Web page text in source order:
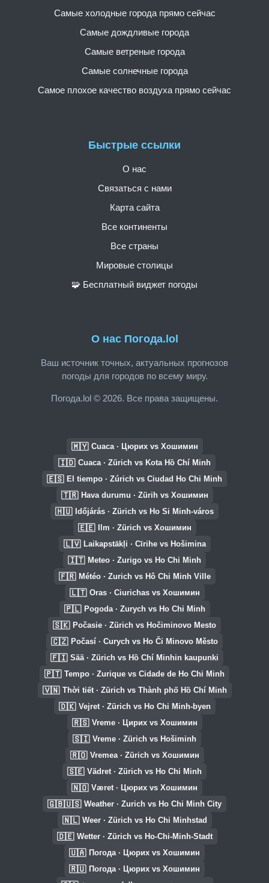
О нас Погода.lol
Ваш источник точных, актуальных прогнозов
погоды для городов по всему миру.
Погода.lol © 2026. Все права защищены.
Быстрые ссылки
О нас
Связаться с нами
Карта сайта
Все континенты
Все страны
Мировые столицы
🧩 Бесплатный виджет погоды
Самые холодные города прямо сейчас
Самые дождливые города
Самые ветреные города
Самые солнечные города
Самое плохое качество воздуха прямо сейчас
🇲🇾 Cuaca · Цюрих vs Хошимин
🇮🇩 Cuaca · Zürich vs Kota Hồ Chí Minh
🇪🇸 El tiempo · Zúrich vs Ciudad Ho Chi Minh
🇹🇷 Hava durumu · Zürih vs Хошимин
🇭🇺 Időjárás · Zürich vs Ho Si Minh-város
🇪🇪 Ilm · Zürich vs Хошимин
🇱🇻 Laikapstākļi · Cīrihe vs Hošimina
🇮🇹 Meteo · Zurigo vs Ho Chi Minh
🇫🇷 Météo · Zurich vs Hô Chi Minh Ville
🇱🇹 Oras · Ciurichas vs Хошимин
🇵🇱 Pogoda · Zurych vs Ho Chi Minh
🇸🇰 Počasie · Zürich vs Hočiminovo Mesto
🇨🇿 Počasí · Curych vs Ho Či Minovo Město
🇫🇮 Sää · Zürich vs Hồ Chí Minhin kaupunki
🇵🇹 Tempo · Zurique vs Cidade de Ho Chi Minh
🇻🇳 Thời tiết · Zürich vs Thành phố Hồ Chí Minh
🇩🇰 Vejret · Zürich vs Ho Chi Minh-byen
🇷🇸 Vreme · Цирих vs Хошимин
🇸🇮 Vreme · Zürich vs Hošiminh
🇷🇴 Vremea · Zürich vs Хошимин
🇸🇪 Vädret · Zürich vs Ho Chi Minh
🇳🇴 Været · Цюрих vs Хошимин
🇬🇧🇺🇸 Weather · Zurich vs Ho Chi Minh City
🇳🇱 Weer · Zürich vs Ho Chi Minhstad
🇩🇪 Wetter · Zürich vs Ho-Chi-Minh-Stadt
🇺🇦 Погода · Цюрих vs Хошимин
🇷🇺 Погода · Цюрих vs Хошимин